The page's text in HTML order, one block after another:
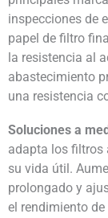
inspecciones de
papel de filtro
la resistencia al
abastecimiento
una resistencia
Soluciones a
adapta los filtros
su vida útil.
prolongado y
el rendimiento